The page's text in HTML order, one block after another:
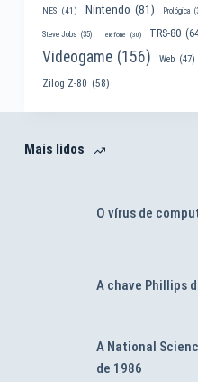
NES (41) Nintendo (81) Prológica
Steve Jobs (35) Telefone (30) TRS-80
Videogame (156) Web (47)
Zilog Z-80 (58)
Mais lidos
O vírus de
A chave Phillips
A National
de 1986